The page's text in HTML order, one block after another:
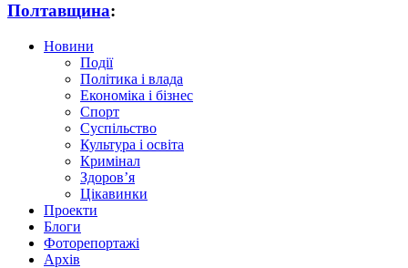
Полтавщина:
Новини
Події
Політика і влада
Економіка і бізнес
Спорт
Суспільство
Культура і освіта
Кримінал
Здоров’я
Цікавинки
Проекти
Блоги
Фоторепортажі
Архів